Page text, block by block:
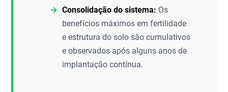
Consolidação do sistema: Os
benefícios máximos em fertilidade
e estrutura do solo são cumulativos
e observados após alguns anos de
implantação contínua.